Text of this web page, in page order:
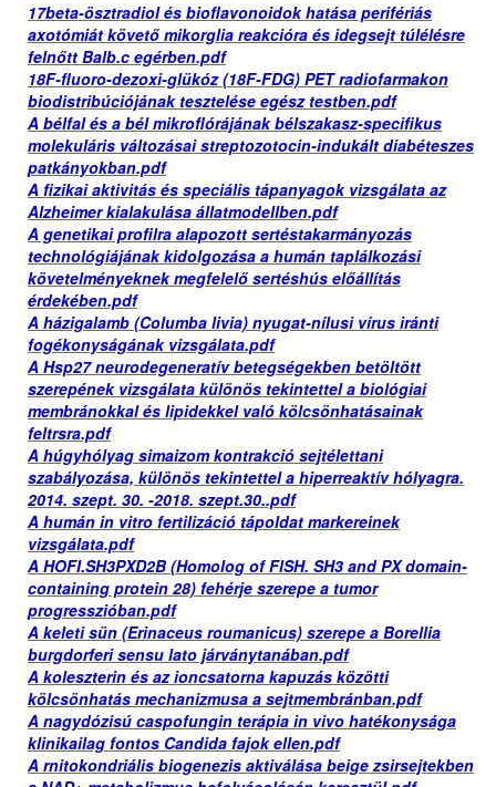
17beta-ösztradiol és bioflavonoidok hatása perifériás
axotómiát követő mikorglia reakcióra és idegsejt túlélésre
felnőtt Balb.c egérben.pdf
18F-fluoro-dezoxi-glükóz (18F-FDG) PET radiofarmakon
biodistribúciójának tesztelése egész testben.pdf
A bélfal és a bél mikroflórájának bélszakasz-specifikus
molekuláris változásai streptozotocin-indukált diabéteszes
patkányokban.pdf
A fizikai aktivitás és speciális tápanyagok vizsgálata az
Alzheimer kialakulása állatmodellben.pdf
A genetikai profilra alapozott sertéstakarmányozás
technológiájának kidolgozása a humán taplálkozási
követelményeknek megfelelő sertéshús előállítás
érdekében.pdf
A házigalamb (Columba livia) nyugat-nílusi vírus iránti
fogékonyságának vizsgálata.pdf
A Hsp27 neurodegeneratív betegségekben betöltött
szerepének vizsgálata különös tekintettel a biológiai
membránokkal és lipidekkel való kölcsönhatásainak
feltrsra.pdf
A húgyhólyag simaizom kontrakció sejtélettani
szabályozása, különös tekintettel a hiperreaktív hólyagra.
2014. szept. 30. -2018. szept.30..pdf
A humán in vitro fertilizáció tápoldat markereinek
vizsgálata.pdf
A HOFI.SH3PXD2B (Homolog of FlSH. SH3 and PX domain-
containing protein 28) fehérje szerepe a tumor
progresszióban.pdf
A keleti sün (Erinaceus roumanicus) szerepe a Borellia
burgdorferi sensu lato járványtanában.pdf
A koleszterin és az ioncsatorna kapuzás közötti
kölcsönhatás mechanizmusa a sejtmembránban.pdf
A nagydózisú caspofungin terápia in vivo hatékonysága
klinikailag fontos Candida fajok ellen.pdf
A rnitokondriális biogenezis aktiválása beige zsirsejtekben